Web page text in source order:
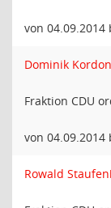
von 04.09.2014
Dominik Kordon
Fraktion CDU
von 04.09.2014
Rowald